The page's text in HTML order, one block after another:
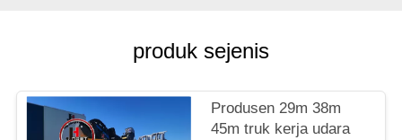
KEBIJAKANproduk sejenis
Produsen 29m 38m
45m truk kerja udara